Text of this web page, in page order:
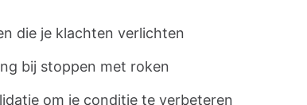
die je klachten verlichten
bij stoppen met roken
om je conditie te verbeteren